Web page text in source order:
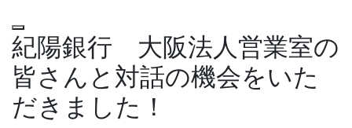
紀陽銀行 大阪法人営業室の
皆さんと対話の機会をいた
だきました！